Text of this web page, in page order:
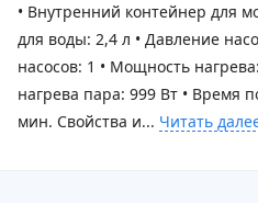
• Внутренний контейнер для
для воды: 2,4 л • Давление
насосов: 1 • Мощность
нагрева пара: 999 Вт • Время
мин. Свойства и... Читать